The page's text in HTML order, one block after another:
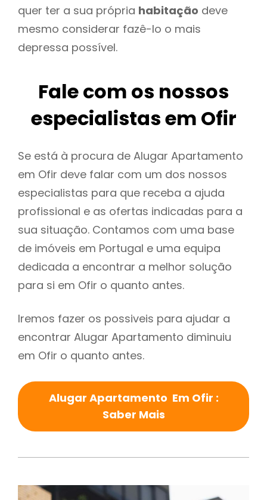
quer ter a sua própria habitação deve
mesmo considerar fazê-lo o mais
depressa possível.
Fale com os nossos
especialistas em Ofir
Se está à procura de Alugar Apartamento
em Ofir deve falar com um dos nossos
especialistas para que receba a ajuda
profissional e as ofertas indicadas para a
sua situação. Contamos com uma base
de imóveis em Portugal e uma equipa
dedicada a encontrar a melhor solução
para si em Ofir o quanto antes.
Iremos fazer os possiveis para ajudar a
encontrar Alugar Apartamento diminuiu
em Ofir o quanto antes.
Alugar Apartamento Em Ofir :
Saber Mais